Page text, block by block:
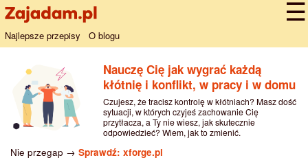
Najlepsze przepisy O blogu
Nauczę Cię jak wygrać każdą
kłótnię i konflikt, w pracy i w domu
Czujesz, że tracisz kontrolę w kłótniach? Masz dość
sytuacji, w których czyjeś zachowanie Cię
przytłacza, a Ty nie wiesz, jak skutecznie
odpowiedzieć? Wiem, jak to zmienić.
Nie przegap → Sprawdź: xforge.pl